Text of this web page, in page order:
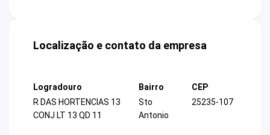
Localização e contato da empresa
Logradouro
R DAS HORTENCIAS 13
CONJ LT 13 QD 11
Bairro
Sto
Antonio
CEP
25235-107